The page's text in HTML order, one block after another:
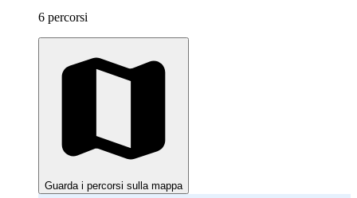
6 percorsi
Guarda i percorsi sulla mappa